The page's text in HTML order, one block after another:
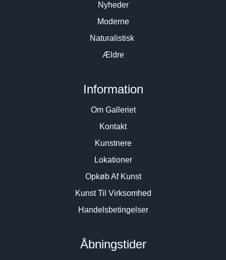
Nyheder
Moderne
Naturalistisk
Ældre
Information
Om Galleriet
Kontakt
Kunstnere
Lokationer
Opkøb Af Kunst
Kunst Til Virksomhed
Handelsbetingelser
Åbningstider